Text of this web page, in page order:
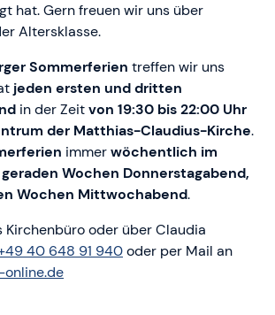
hat. Gern freuen wir uns über
Altersklasse.
Sommerferien treffen wir uns
jeden ersten und dritten
in der Zeitvon 19:30 bis 22:00 Uhr
der Matthias-Claudius-Kirche.
immerwöchentlich im
geraden Wochen Donnerstagabend,
Wochen Mittwochabend.
Kirchenbüro oder über Claudia
40 648 91 940oder per Mail an